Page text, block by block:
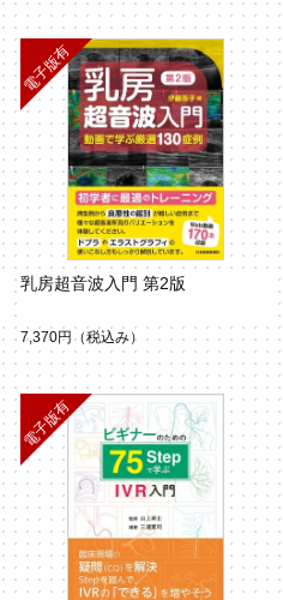
乳房超音波入門 第2版
7,370円 （税込み）